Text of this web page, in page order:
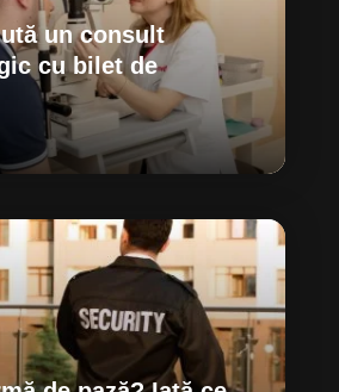
un consult
cu bilet de